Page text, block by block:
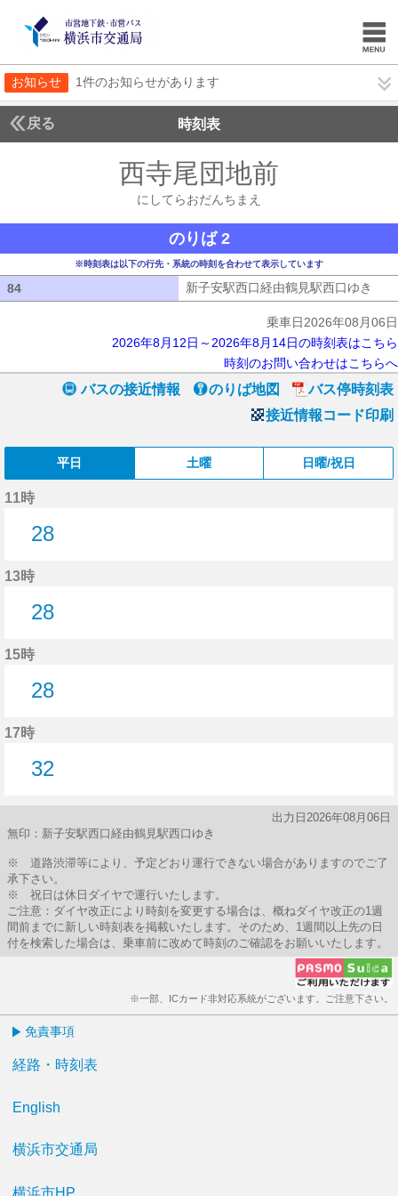
お知らせ 1件のお知らせがあります
戻る 時刻表
西寺尾団地前
にしてらおだんちまえ
のりば 2
※時刻表は以下の行先・系統の時刻を合わせて表示しています
84 新子安駅西口経由鶴見駅西口ゆき
乗車日2026年08月06日
2026年8月12日～2026年8月14日の時刻表はこちら
時刻のお問い合わせはこちらへ
バスの接近情報 のりば地図
バス停時刻表
接近情報コード印刷
平日 土曜 日曜/祝日
11時
28
13時
28
15時
28
17時
32
出力日2026年08月06日
無印：新子安駅西口経由鶴見駅西口ゆき
※ 道路渋滞等により、予定どおり運行できない場合がありますのでご了
承下さい。
※ 祝日は休日ダイヤで運行いたします。
ご注意：ダイヤ改正により時刻を変更する場合は、概ねダイヤ改正の1週
間前までに新しい時刻表を掲載いたします。そのため、1週間以上先の日
付を検索した場合は、乗車前に改めて時刻のご確認をお願いいたします。
※一部、ICカード非対応系統がございます。ご注意下さい。
免責事項
経路・時刻表
English
横浜市交通局
横浜市HP